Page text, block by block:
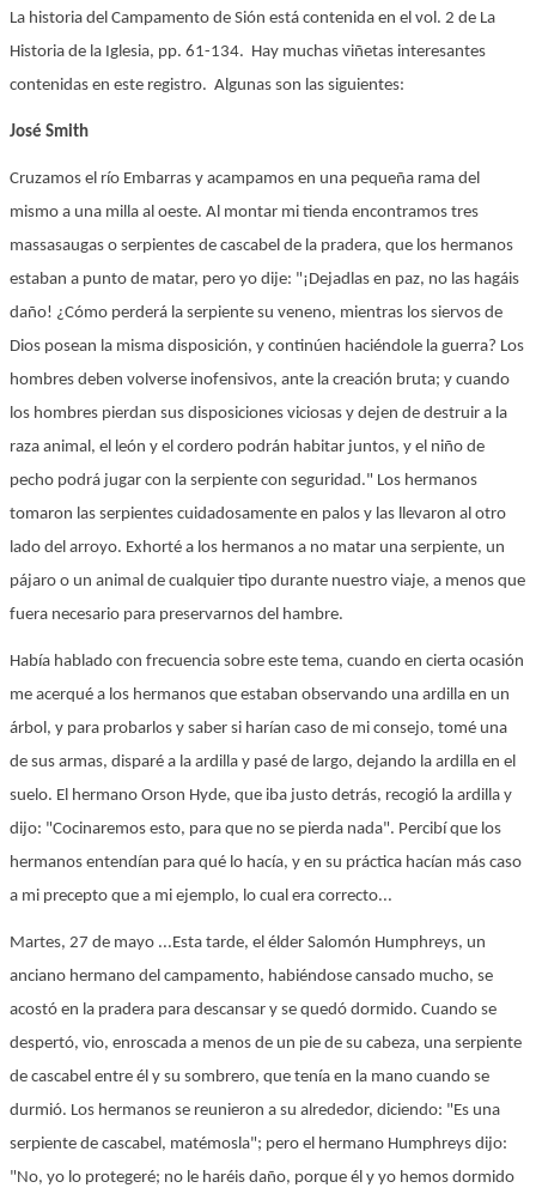
La historia del Campamento de Sión está contenida en el vol. 2 de La
Historia de la Iglesia, pp. 61-134. Hay muchas viñetas interesantes
contenidas en este registro. Algunas son las siguientes:
José Smith
Cruzamos el río Embarras y acampamos en una pequeña rama del
mismo a una milla al oeste. Al montar mi tienda encontramos tres
massasaugas o serpientes de cascabel de la pradera, que los hermanos
estaban a punto de matar, pero yo dije: "¡Dejadlas en paz, no las hagáis
daño! ¿Cómo perderá la serpiente su veneno, mientras los siervos de
Dios posean la misma disposición, y continúen haciéndole la guerra? Los
hombres deben volverse inofensivos, ante la creación bruta; y cuando
los hombres pierdan sus disposiciones viciosas y dejen de destruir a la
raza animal, el león y el cordero podrán habitar juntos, y el niño de
pecho podrá jugar con la serpiente con seguridad." Los hermanos
tomaron las serpientes cuidadosamente en palos y las llevaron al otro
lado del arroyo. Exhorté a los hermanos a no matar una serpiente, un
pájaro o un animal de cualquier tipo durante nuestro viaje, a menos que
fuera necesario para preservarnos del hambre.
Había hablado con frecuencia sobre este tema, cuando en cierta ocasión
me acerqué a los hermanos que estaban observando una ardilla en un
árbol, y para probarlos y saber si harían caso de mi consejo, tomé una
de sus armas, disparé a la ardilla y pasé de largo, dejando la ardilla en el
suelo. El hermano Orson Hyde, que iba justo detrás, recogió la ardilla y
dijo: "Cocinaremos esto, para que no se pierda nada". Percibí que los
hermanos entendían para qué lo hacía, y en su práctica hacían más caso
a mi precepto que a mi ejemplo, lo cual era correcto...
Martes, 27 de mayo ...Esta tarde, el élder Salomón Humphreys, un
anciano hermano del campamento, habiéndose cansado mucho, se
acostó en la pradera para descansar y se quedó dormido. Cuando se
despertó, vio, enroscada a menos de un pie de su cabeza, una serpiente
de cascabel entre él y su sombrero, que tenía en la mano cuando se
durmió. Los hermanos se reunieron a su alrededor, diciendo: "Es una
serpiente de cascabel, matémosla"; pero el hermano Humphreys dijo:
"No, yo lo protegeré; no le haréis daño, porque él y yo hemos dormido